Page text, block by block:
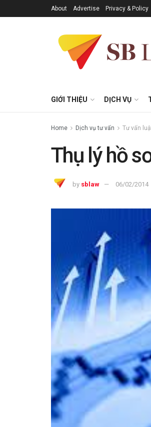
About Advertise Privacy & Policy
GIỚI THIỆU DỊCH VỤ
Home Dịch vụ tư vấn Tư vấn
Thụ lý hồ
by sblaw 06/02/2014